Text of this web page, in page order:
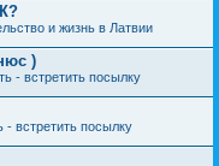
и жизнь в Латвии
)
- встретить посылку
- встретить посылку